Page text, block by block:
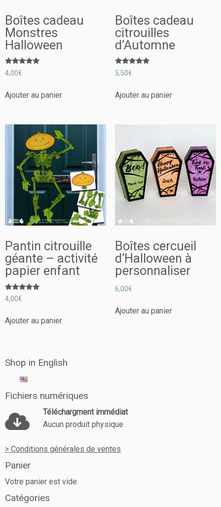
Boîtes cadeau
Monstres
Halloween
Note
5.00
4,00€
Ajouter au panier
Boîtes cadeau
citrouilles
d’Automne
Note
5.00
5,50€
Ajouter au panier
Pantin citrouille
géante – activité
papier enfant
Note
5.00
4,00€
Ajouter au panier
Boîtes cercueil
d’Halloween à
personnaliser
6,00€
Ajouter au panier
Shop in English
Fichiers numériques
Téléchargment immédiat
Aucun produit physique
> Conditions générales de ventes
Panier
Votre panier est vide.
Catégories